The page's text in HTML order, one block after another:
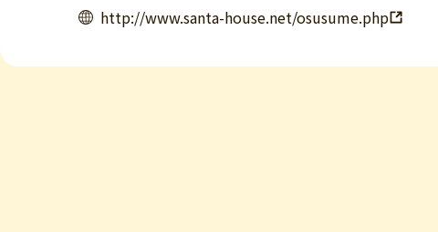
http://www.santa-house.net/osusume.php